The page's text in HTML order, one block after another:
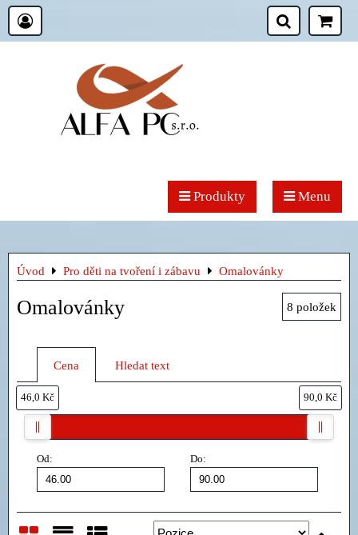
Produkty Menu
Úvod Pro děti na tvoření i zábavu Omalovánky
Omalovánky 8 položek
Cena Hledat text
Od: Do:
46,0 Kč 90,0 Kč